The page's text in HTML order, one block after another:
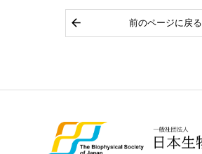
前のページに戻る